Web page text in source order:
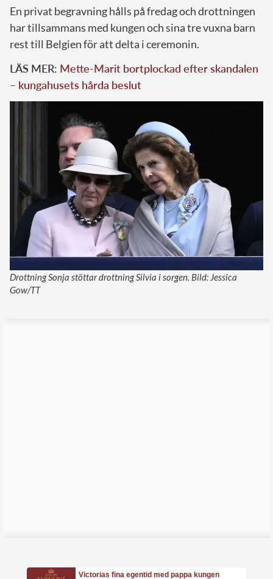
En privat begravning hålls på fredag och drottningen
har tillsammans med kungen och sina tre vuxna barn
rest till Belgien för att delta i ceremonin.
LÄS MER: Mette-Marit bortplockad efter skandalen
– kungahusets hårda beslut
Drottning Sonja stöttar drottning Silvia i sorgen. Bild: Jessica
Gow/TT